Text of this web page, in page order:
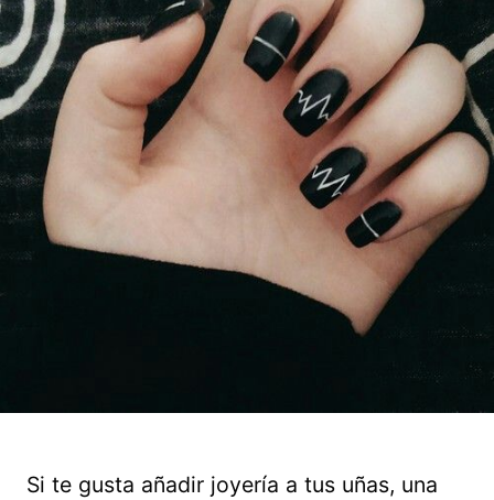
Si te gusta añadir joyería a tus uñas, una